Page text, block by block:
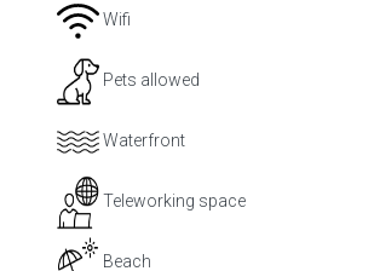
Wifi
Pets allowed
Waterfront
Teleworking space
Beach